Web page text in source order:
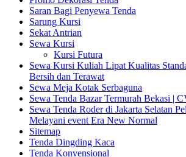
Saran Bagi Penyewa Tenda
Sarung Kursi
Sekat Antrian
Sewa Kursi
Kursi Futura
Sewa Kursi Kuliah Lipat Kualitas
Bersih dan Terawat
Sewa Meja Kotak Serbaguna
Sewa Tenda Bazar Termurah Bekasi |
Sewa Tenda Roder di Jakarta Selatan
Melayani event Era New Normal
Sitemap
Tenda Dingding Kaca
Tenda Konvensional